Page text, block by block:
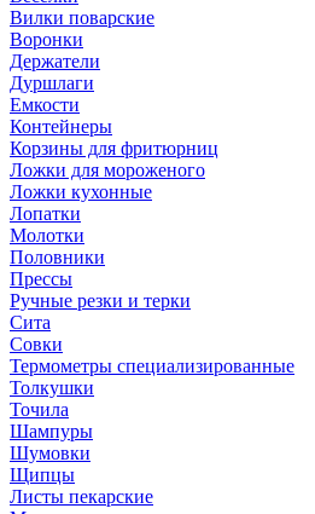
Вилки поварские
Воронки
Держатели
Дуршлаги
Емкости
Контейнеры
Корзины для фритюрниц
Ложки для мороженого
Ложки кухонные
Лопатки
Молотки
Половники
Прессы
Ручные резки и терки
Сита
Совки
Термометры специализированные
Толкушки
Точила
Шампуры
Шумовки
Щипцы
Листы пекарские